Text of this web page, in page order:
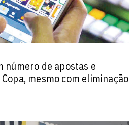
número de apostas e
mesmo com eliminação